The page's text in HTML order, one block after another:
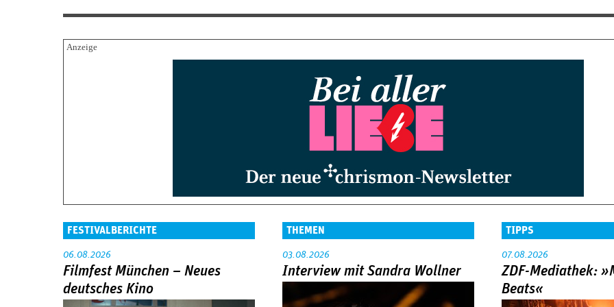
FESTIVALBERICHTE
06.08.2026
Filmfest München – Neues
deutsches Kino
THEMEN
03.08.2026
Interview mit Sandra Wollner
TIPPS
07.08.2026
ZDF-Mediathek:
Beats«